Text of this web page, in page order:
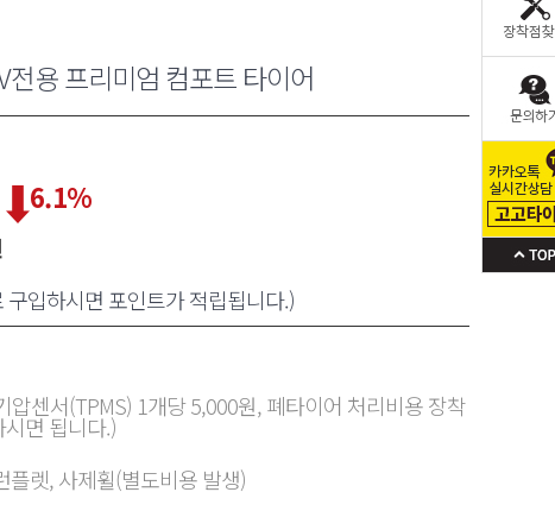
용 프리미엄 컴포트 타이어
6.1%
구입하시면 포인트가 적립됩니다.)
압센서(TPMS) 1개당 5,000원, 폐타이어 처리비용 장착
면 됩니다.)
플렛, 사제휠(별도비용 발생)